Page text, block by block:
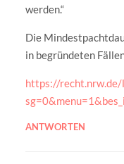
werden.“
Die
in begründeten
https://recht.nrw.de/
ANTWORTEN